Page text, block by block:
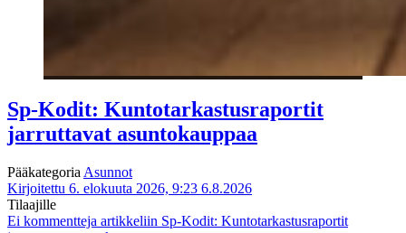
Sp-Kodit: Kuntotarkastusraportit
jarruttavat asuntokauppaa
Pääkategoria Asunnot
Kirjoitettu 6. elokuuta 2026, 9:23 6.8.2026
Tilaajille
Ei kommentteja artikkeliin Sp-Kodit: Kuntotarkastusraportit